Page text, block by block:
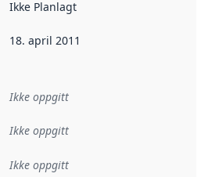
:
Ikke Planlagt
sier når dataene i dette
18. april 2011
Ikke oppgitt
Ikke oppgitt
Ikke oppgitt